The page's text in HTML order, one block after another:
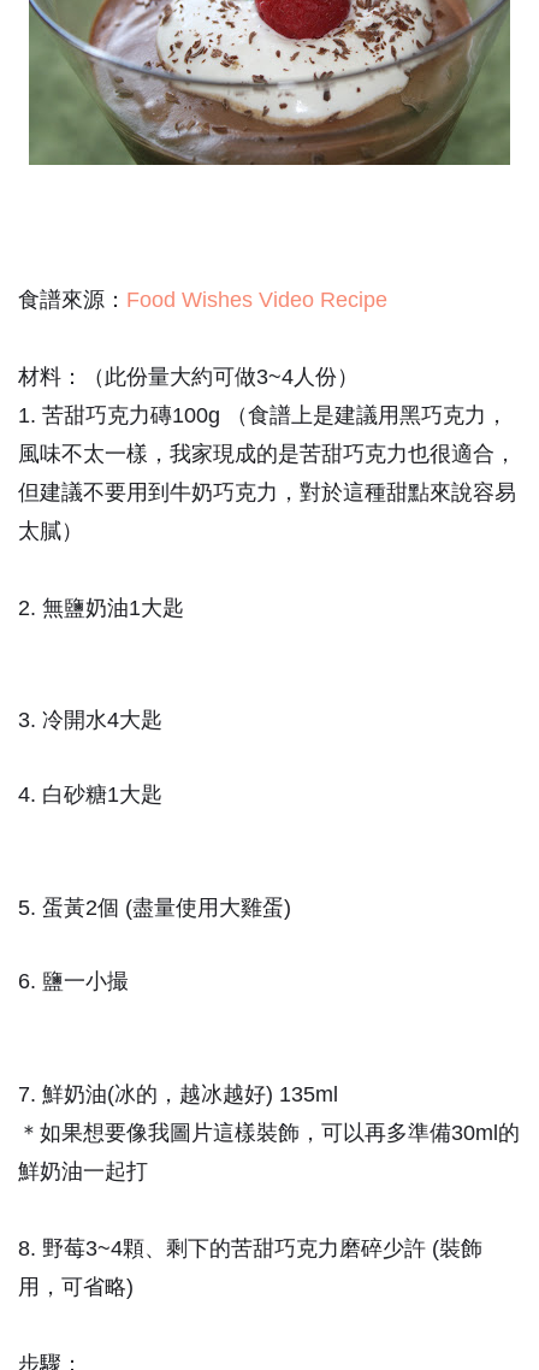
食譜來源： Food Wishes Video Recipe
材料：（此份量大約可做3~4人份）
1. 苦甜巧克力磚100g （食譜上是建議用黑巧克力，
風味不太一樣，我家現成的是苦甜巧克力也很適合，
但建議不要用到牛奶巧克力，對於這種甜點來說容易
太膩）
2. 無鹽奶油1大匙
3. 冷開水4大匙
4. 白砂糖1大匙
5. 蛋黃2個 (盡量使用大雞蛋)
6. 鹽一小撮
7. 鮮奶油(冰的，越冰越好) 135ml
＊如果想要像我圖片這樣裝飾，可以再多準備30ml的
鮮奶油一起打
8. 野莓3~4顆、剩下的苦甜巧克力磨碎少許 (裝飾
用，可省略)
步驟：